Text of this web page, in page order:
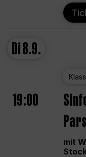
Di8.9.
19:00
mit